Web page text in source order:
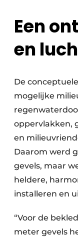
Een
en
De
mogelijke
oppervlakken,
en
Daarom werd
gevels, maar
heldere,
installeren en
“Voor de
meter gevels